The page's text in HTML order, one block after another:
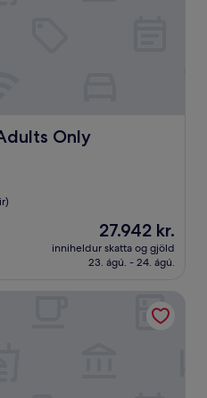
Only
Only
Verðið
er
27.942 kr.
27.942 kr.
inniheldur skatta og gjöld
23. ágú. - 24. ágú.